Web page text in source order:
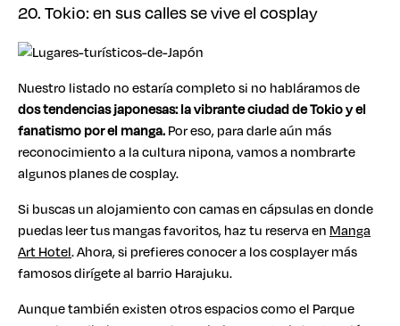
20. Tokio: en sus calles se vive el cosplay
Nuestro listado no estaría completo si no habláramos de
dos tendencias japonesas: la vibrante ciudad de Tokio y el
fanatismo por el manga.Por eso, para darle aún más
reconocimiento a la cultura nipona, vamos a nombrarte
algunos planes de cosplay.
Si buscas un alojamiento con camas en cápsulas en donde
puedas leer tus mangas favoritos, haz tu reserva en Manga
Art Hotel. Ahora, si prefieres conocer a los cosplayer más
famosos dirígete al barrio Harajuku.
Aunque también existen otros espacios como el Parque